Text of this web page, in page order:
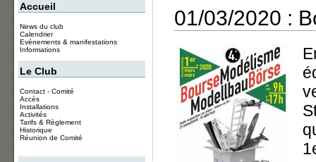
01/03/2020 :
Accueil
News du club
Calendrier
Evénements & manifestations
Informations
Le Club
Contact - Comité
Accès
Installations
Activités
Tarifs & Règlement
Historique
Réunion de Comité